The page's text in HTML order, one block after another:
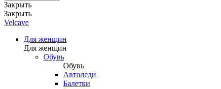
Закрыть
Закрыть
Velcave
Для женщин
Для женщин
Обувь
Обувь
Автоледи
Балетки